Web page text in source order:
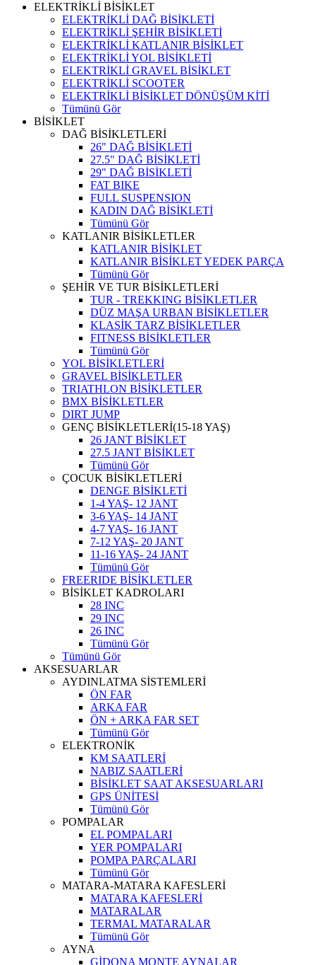
ELEKTRİKLİ BİSİKLET
ELEKTRİKLİ DAĞ BİSİKLETİ
ELEKTRİKLİ ŞEHİR BİSİKLETİ
ELEKTRİKLİ KATLANIR BİSİKLET
ELEKTRİKLİ YOL BİSİKLETİ
ELEKTRİKLİ GRAVEL BİSİKLET
ELEKTRİKLİ SCOOTER
ELEKTRİKLİ BİSİKLET DÖNÜŞÜM KİTİ
Tümünü Gör
BİSİKLET
DAĞ BİSİKLETLERİ
26" DAĞ BİSİKLETİ
27.5" DAĞ BİSİKLETİ
29" DAĞ BİSİKLETİ
FAT BIKE
FULL SUSPENSION
KADIN DAĞ BİSİKLETİ
Tümünü Gör
KATLANIR BİSİKLETLER
KATLANIR BİSİKLET
KATLANIR BİSİKLET YEDEK PARÇA
Tümünü Gör
ŞEHİR VE TUR BİSİKLETLERİ
TUR - TREKKING BİSİKLETLER
DÜZ MAŞA URBAN BİSİKLETLER
KLASİK TARZ BİSİKLETLER
FITNESS BİSİKLETLER
Tümünü Gör
YOL BİSİKLETLERİ
GRAVEL BİSİKLETLER
TRIATHLON BİSİKLETLER
BMX BİSİKLETLER
DIRT JUMP
GENÇ BİSİKLETLERİ(15-18 YAŞ)
26 JANT BİSİKLET
27.5 JANT BİSİKLET
Tümünü Gör
ÇOCUK BİSİKLETLERİ
DENGE BİSİKLETİ
1-4 YAŞ- 12 JANT
3-6 YAŞ- 14 JANT
4-7 YAŞ- 16 JANT
7-12 YAŞ- 20 JANT
11-16 YAŞ- 24 JANT
Tümünü Gör
FREERIDE BİSİKLETLER
BİSİKLET KADROLARI
28 INC
29 INC
26 INC
Tümünü Gör
Tümünü Gör
AKSESUARLAR
AYDINLATMA SİSTEMLERİ
ÖN FAR
ARKA FAR
ÖN + ARKA FAR SET
Tümünü Gör
ELEKTRONİK
KM SAATLERİ
NABIZ SAATLERİ
BİSİKLET SAAT AKSESUARLARI
GPS ÜNİTESİ
Tümünü Gör
POMPALAR
EL POMPALARI
YER POMPALARI
POMPA PARÇALARI
Tümünü Gör
MATARA-MATARA KAFESLERİ
MATARA KAFESLERİ
MATARALAR
TERMAL MATARALAR
Tümünü Gör
AYNA
GİDONA MONTE AYNALAR